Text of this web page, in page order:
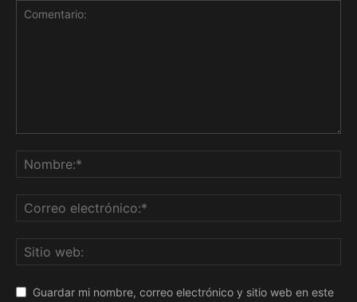
Guardar mi nombre, correo electrónico y sitio web en este